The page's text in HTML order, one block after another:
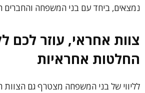
נמצאים, ביחד עם בני המשפחה והחברים
צוות אחראי, עוזר לכם
החלטות אחראיות
‏לליווי של בני המשפחה מצטרף גם הצוות